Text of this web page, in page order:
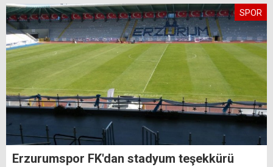
SPOR
Erzurumspor FK'dan stadyum teşekkürü